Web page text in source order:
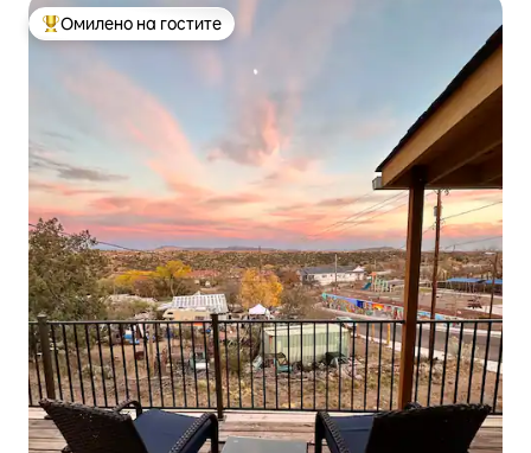
Меѓу најуспешните „Омилени на гостите“
Омилено на гостите